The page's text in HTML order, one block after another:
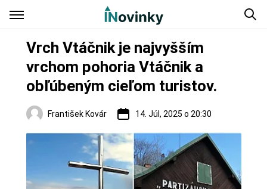
Vrch Vtáčnik je najvyšším
vrchom pohoria Vtáčnik a
obľúbeným cieľom turistov.
František Kovár 14. Júl, 2025 o 20:30